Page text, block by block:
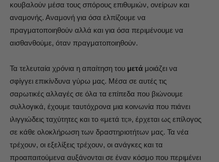
κουβαλούν μέσα τους σπόρους επιθυμιών, ονείρων και
αναμονής. Αναμονή για όσα ελπίζουμε να
πραγματοποιηθούν αλλά και για όσα περιμένουμε να
αισθανθούμε, όταν πραγματοποιηθούν.
Τα τελευταία χρόνια η απαίτηση του μετά μοιάζει να
σφίγγει επικίνδυνα γύρω μας. Μέσα σε αυτές τις
σαρωτικές αλλαγές σε όλα τα επίπεδα που βιώνουμε
συλλογικά, έχουμε ταυτόχρονα μια κοινωνία που πιάνει
ιλιγγιώδεις ταχύτητες και το «μετά τι;», έρχεται ως επίλογος
σε κάθε ολοκλήρωση των δραστηριοτήτων μας. Τα νέα
τρέχουν, οι εξελίξεις τρέχουν, οι ανάγκες και τα
προαπαιτούμενα αυξάνονται σε έναν κόσμο που περιμένει